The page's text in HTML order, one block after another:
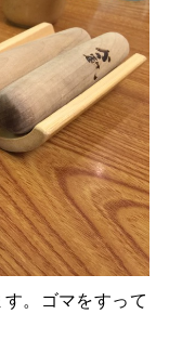
。ゴマをすって